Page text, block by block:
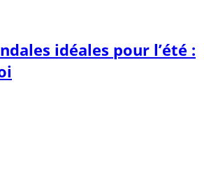
idéales pour l’été :